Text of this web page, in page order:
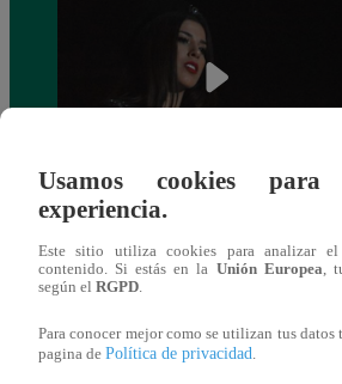
¿Yahaira Plasencia y Maritza
más unidas que nunca?
Usamos cookies
experiencia.
Este sitio utiliza cookies para analizar
contenido. Si estás en la Unión Europea,
según el RGPD.
Para conocer mejor como se utilizan tus datos
pagina de Política de privacidad.